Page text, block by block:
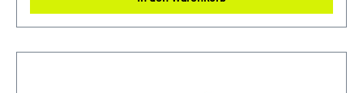
Lieblingsgetränke sorgt. Beide Teile sind robust, einfach zu